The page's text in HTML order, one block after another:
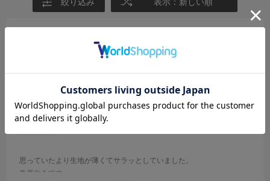
no name
年代:40代 性別:
体型:
ふつう
思っていたより生地が薄くてサラッとしていました。
春夏向きです。